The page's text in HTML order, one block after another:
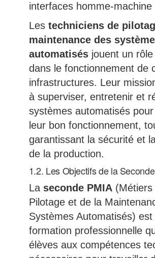
interfaces homme-machine
Les techniciens de
maintenance des
automatisésjouent un rôle
dans le fonctionnement de
infrastructures. Leur
à superviser, entretenir et
systèmes automatisés
leur bon fonctionnement,
garantissant la sécurité et
de la production.
1.2. Les Objectifs de la
La seconde PMIA(Métiers
Pilotage et de la
Systèmes Automatisés) est
formation professionnelle
élèves aux compétences